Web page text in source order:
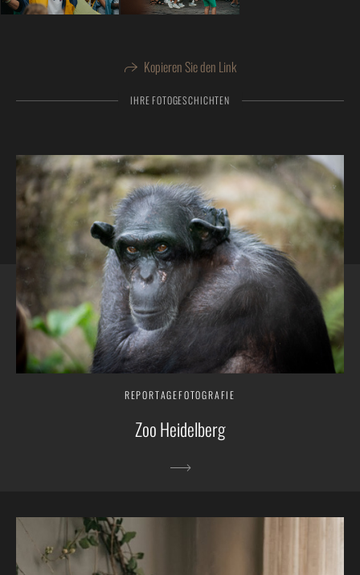
Kopieren Sie den Link
IHRE FOTOGESCHICHTEN
REPORTAGEFOTOGRAFIE
Zoo Heidelberg